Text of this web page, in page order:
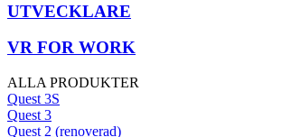
UTVECKLARE
VR FOR WORK
ALLA PRODUKTER
Quest 3S
Quest 3
Quest 2 (renoverad)